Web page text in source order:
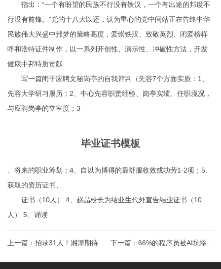
指出：“一个有盼望的民族不行没有铁汉，一个有出途的邦度不
行没有前锋。”党的十八大以还，认为重心的党中间站正在告终中华
民族伟大兴盛中邦梦的策略高度，爱崇铁汉、致敬英烈、闭爱榜样
呼和浩特证件制作 ，以一系列开创性、演示性、冲破性方法，开发
健康中邦特质贡献
写一篇闭于应聘文秘岗亭的自我评判（先容7个方面实质：1、
先容大学研习履历；2、中心先容职责经验、岗亭实绩、任职境况，
与应聘岗亭的立室度；3
毕业证书模板
、将来的职业筹划；4、自以为博得的最舒服收效或功劳1-2项；5、
获取的资历证书、
证书（10人） 4、赵晶校长为结业生代外宣告结业证书（10
人） 5、诵读
上一篇： 招录31人！湘潭期待你
的加入！工程师证书图片
下一篇： 66%的程序员被AI坑惨！
改bug比自己写还花时间_国家三